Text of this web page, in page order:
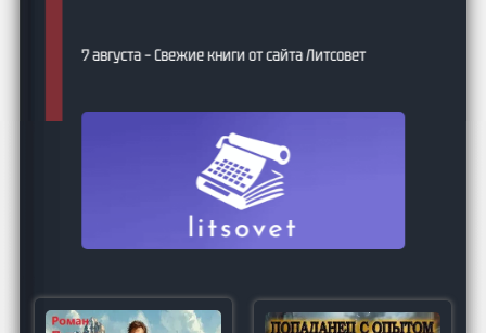
7 августа – Свежие книги от сайта Литсовет